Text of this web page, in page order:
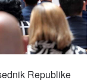
Republike